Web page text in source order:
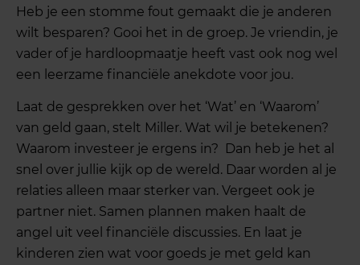
Heb je een stomme fout gemaakt die je anderen
wilt besparen? Gooi het in de groep. Je vriendin, je
vader of je hardloopmaatje heeft vast ook nog wel
een leerzame financiële anekdote voor jou.
Laat de gesprekken over het ‘Wat’ en ‘Waarom’
van geld gaan, stelt Miller. Wat wil je betekenen?
Waarom investeer je ergens in? Dan heb je het al
snel over jullie kijk op de wereld. Daar worden al je
relaties alleen maar sterker van. Vergeet ook je
partner niet. Samen plannen maken haalt de
angel uit veel financiële discussies. En laat je
kinderen zien wat voor goeds je met geld kan